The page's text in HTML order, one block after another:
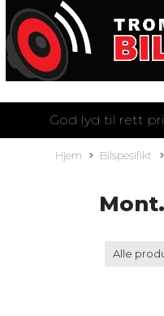
God lyd til rett
Hjem Bilspesifikt